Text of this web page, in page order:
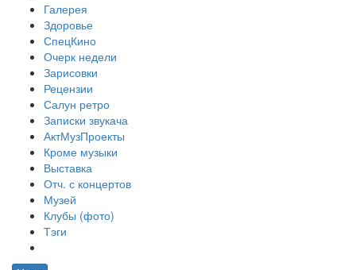
Галерея
Здоровье
СпецКино
Очерк недели
Зарисовки
Рецензии
Салун ретро
Записки звукача
АктМузПроекты
Кроме музыки
Выставка
Отч. с концертов
Музей
Клубы (фото)
Тэги